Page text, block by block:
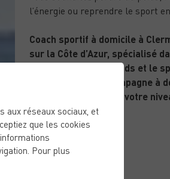
l’énergie ou reprendre le sport
Coach sportif à domicile à
sur la Côte d’Azur, spécialisé
forme, la perte de poids et le
40 ans, je vous accompagne à
programme adapté à votre
objectifs.
aux réseaux sociaux, et
que les cookies
Pour plus